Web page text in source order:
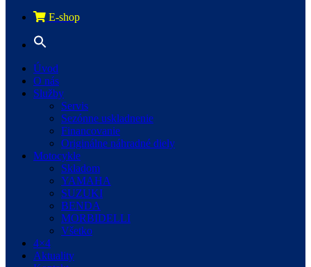
E-shop
Úvod
O nás
Služby
Servis
Sezónne uskladnenie
Financovanie
Originálne náhradné diely
Motocykle
Skladom
YAMAHA
SUZUKI
BENDA
MORBIDELLI
Všetko
4×4
Aktuality